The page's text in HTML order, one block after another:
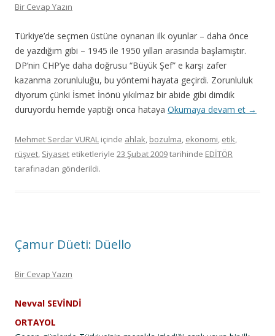
Bir Cevap Yazın
Türkiye’de seçmen üstüne oynanan ilk oyunlar – daha önce
de yazdığım gibi – 1945 ile 1950 yılları arasında başlamıştır.
DP’nin CHP’ye daha doğrusu “Büyük Şef” e karşı zafer
kazanma zorunluluğu, bu yöntemi hayata geçirdi. Zorunluluk
diyorum çünki İsmet İnönü yıkılmaz bir abide gibi dimdik
duruyordu hemde yaptığı onca hataya Okumaya devam et →
Mehmet Serdar VURAL içinde ahlak, bozulma, ekonomi, etik,
rüşvet, Siyaset etiketleriyle 23 Şubat 2009tarihinde EDİTÖR
tarafınadan gönderildi.
Çamur Düeti: Düello
Bir Cevap Yazın
Nevval SEVİNDİ
ORTAYOL